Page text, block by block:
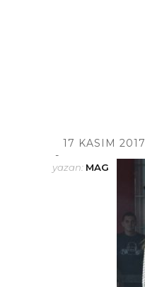
17 KASIM 2017
yazan: MAG